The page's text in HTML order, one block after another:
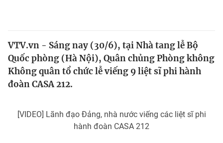
Y tế
Thế giới
Kinh tế
Giáo dục
VTV.vn - Sáng nay (30/6), tại Nhà tang lễ Bộ
Quốc phòng (Hà Nội), Quân chủng Phòng không
Không quân tổ chức lễ viếng 9 liệt sĩ phi hành
đoàn CASA 212.
[VIDEO] Lãnh đạo Đảng, nhà nước viếng các liệt sĩ phi
hành đoàn CASA 212